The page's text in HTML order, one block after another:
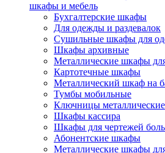
шкафы и мебель
Бухгалтерские шкафы
Для одежды и раздевалок
Сушильные шкафы для
Шкафы архивные
Металлические шкафы
Картотечные шкафы
Металлический шкаф на
Тумбы мобильные
Ключницы металлические
Шкафы кассира
Шкафы для чертежей
Абонентские шкафы
Металлические шкафы